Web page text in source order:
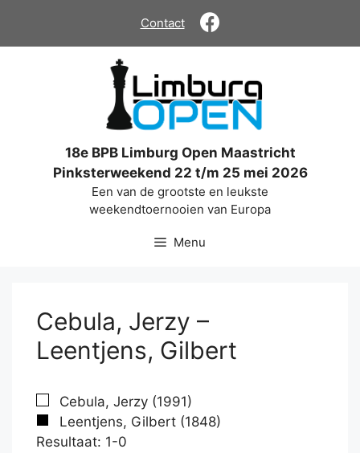
de
Contact
18e BPB Limburg Open Maastricht
Pinksterweekend 22 t/m 25 mei 2026
Een van de grootste en leukste
weekendtoernooien van Europa
Menu
Cebula, Jerzy –
Leentjens, Gilbert
Cebula, Jerzy (1991)
Leentjens, Gilbert (1848)
Resultaat: 1-0